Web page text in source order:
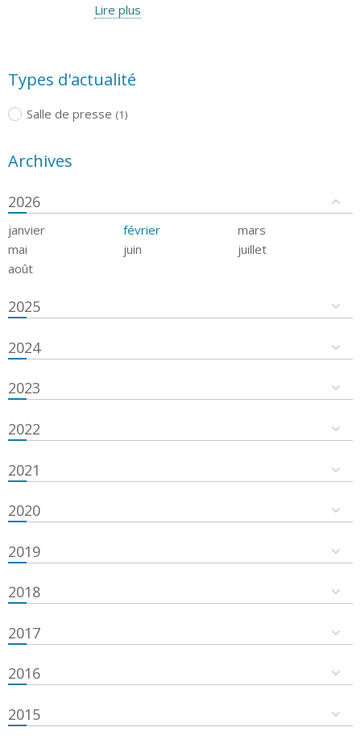
Lire plus
Types d'actualité
Salle de presse (1)
Archives
2026
janvier février
mars
mai
juin
juillet
août
2025
2024
2023
2022
2021
2020
2019
2018
2017
2016
2015